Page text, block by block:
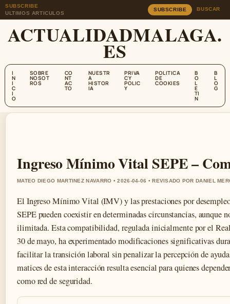
SUBSCRIBE
ULTIMOS ARTICULOS
SUBSCRIBE BUSCAR
ACTUALIDADMALAGA.
ES
I
N
I
C
I
O
SOBRE
NOSOT
ROS
CO
NT
AC
TO
NUESTR
A
HISTOR
IA
PRIVA
CY
POLIC
Y
POLITICA
DE
COOKIES
B
O
L
E
TI
N
B
L
O
G
Ingreso Mínimo Vital SEPE –
MATEO DIEGO MARTINEZ NAVARRO • 2026-04-06 • REVISADO POR DANIEL
El Ingreso Mínimo Vital (IMV) y las prestaciones por
SEPE pueden coexistir en determinadas circunstancias, aunque
ilimitada. Esta compatibilidad, regulada inicialmente por el
30 de mayo, ha experimentado modificaciones significativas
facilitar la transición laboral sin penalizar la percepción de
matices de esta interacción resulta esencial para quienes
como red de seguridad.